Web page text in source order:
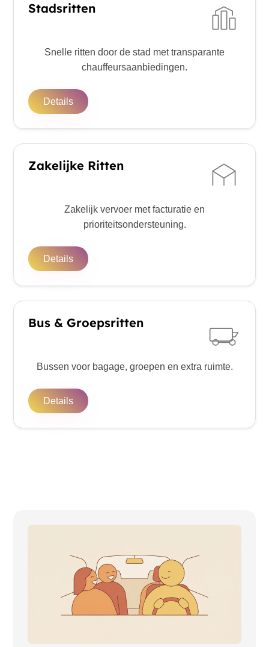
Stadsritten
Snelle ritten door de stad met transparante
chauffeursaanbiedingen.
Details
Zakelijke Ritten
Zakelijk vervoer met facturatie en
prioriteitsondersteuning.
Details
Bus & Groepsritten
Bussen voor bagage, groepen en extra ruimte.
Details